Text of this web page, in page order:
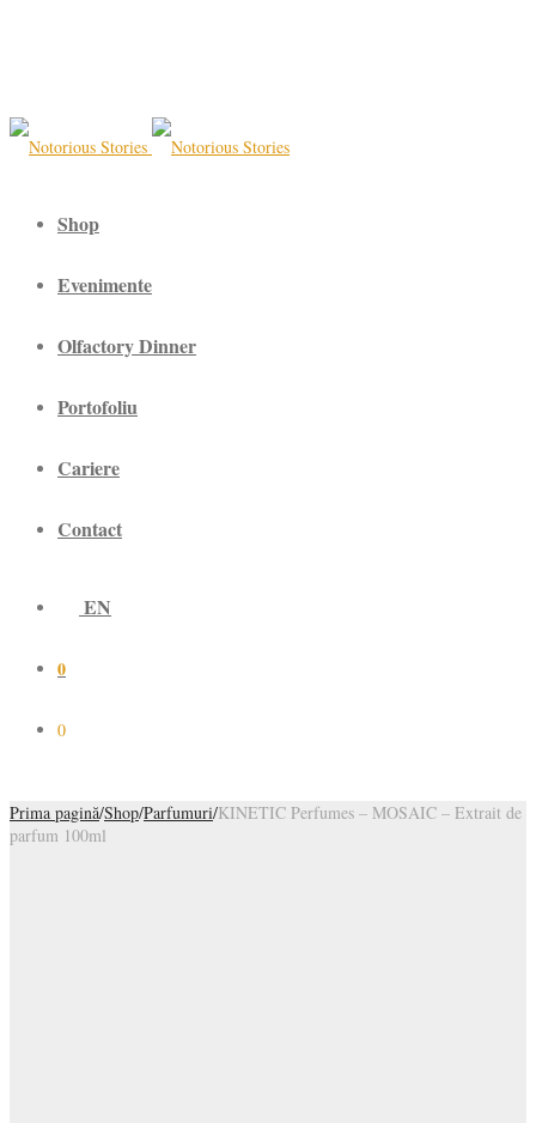
Shop
Evenimente
Olfactory Dinner
Portofoliu
Cariere
Contact
EN
0
0
Prima pagină/Shop/Parfumuri/KINETIC Perfumes – MOSAIC – Extrait de
parfum 100ml